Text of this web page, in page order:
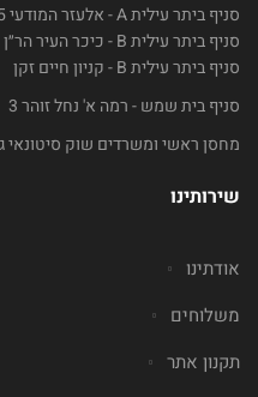
סניף ביתר עילית A - אלעזר המודעי 15
סניף ביתר עילית B - כיכר העיר הר״ן 9
סניף ביתר עילית B - קניון חיים זקן
סניף בית שמש - רמה א' נחל זוהר 3
מחסן ראשי ומשרדים שוק סיטונאי
שירותינו
אודתינו
משלוחים
תקנון אתר